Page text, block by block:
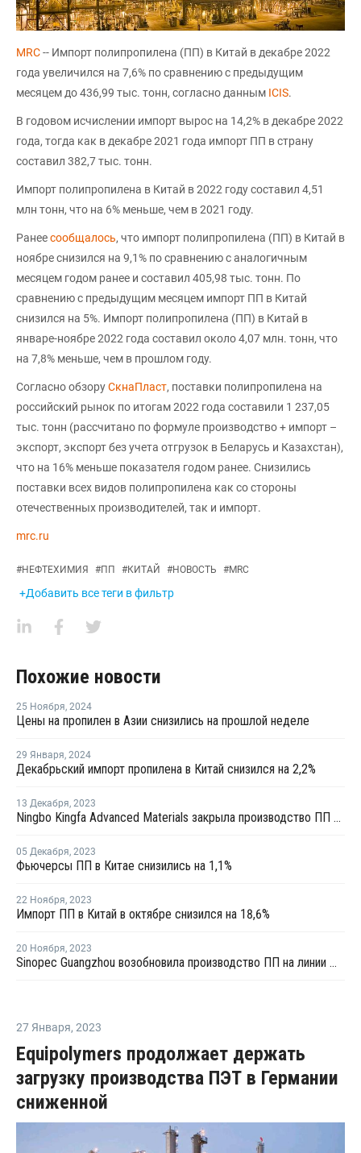
MRC-- Импорт полипропилена (ПП) в Китай в декабре 2022
года увеличился на 7,6% по сравнению с предыдущим
месяцем до 436,99 тыс. тонн, согласно данным ICIS.
В годовом исчислении импорт вырос на 14,2% в декабре 2022
года, тогда как в декабре 2021 года импорт ПП в страну
составил 382,7 тыс. тонн.
Импорт полипропилена в Китай в 2022 году составил 4,51
млн тонн, что на 6% меньше, чем в 2021 году.
Ранеесообщалось, что импорт полипропилена (ПП) в Китай в
ноябре снизился на 9,1% по сравнению с аналогичным
месяцем годом ранее и составил 405,98 тыс. тонн. По
сравнению с предыдущим месяцем импорт ПП в Китай
снизился на 5%. Импорт полипропилена (ПП) в Китай в
январе-ноябре 2022 года составил около 4,07 млн. тонн, что
на 7,8% меньше, чем в прошлом году.
Согласно обзоруСкнаПласт, поставки полипропилена на
российский рынок по итогам 2022 года составили 1 237,05
тыс. тонн (рассчитано по формуле производство + импорт –
экспорт, экспорт без учета отгрузок в Беларусь и Казахстан),
что на 16% меньше показателя годом ранее. Снизились
поставки всех видов полипропилена как со стороны
отечественных производителей, так и импорт.
mrc.ru
#НЕФТЕХИМИЯ #ПП #КИТАЙ #НОВОСТЬ #MRC
+Добавить все теги в фильтр
Похожие новости
25 Ноября, 2024
Цены на пропилен в Азии снизились на прошлой неделе
29 Января, 2024
Декабрьский импорт пропилена в Китай снизился на 2,2%
13 Декабря, 2023
Ningbo Kingfa Advanced Materials закрыла производство ПП в Нинбо на ремонт
05 Декабря, 2023
Фьючерсы ПП в Китае снизились на 1,1%
22 Ноября, 2023
Импорт ПП в Китай в октябре снизился на 18,6%
20 Ноября, 2023
Sinopec Guangzhou возобновила производство ПП на линии №4 в Китае после ремонта
27 Января, 2023
Equipolymers продолжает держать
загрузку производства ПЭТ в Германии
сниженной